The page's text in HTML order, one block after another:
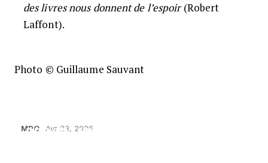
des livres nous donnent de l’espoir(Robert
Laffont).
Photo © Guillaume Sauvant
MPO Avr 23, 2026
PROGRAMME DU 17 AU 18 MAI